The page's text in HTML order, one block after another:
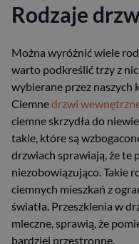
Rodzaje
Można wyróżnić wiele
warto podkreślić trzy z
wybierane przez naszych
Ciemnedrzwi
ciemne skrzydła do
takie, które są
drzwiach sprawiają, że te
niezobowiązująco. Takie
ciemnych mieszkań z
światła. Przeszklenia w
mleczne, sprawią, że
bardziej przestronne.